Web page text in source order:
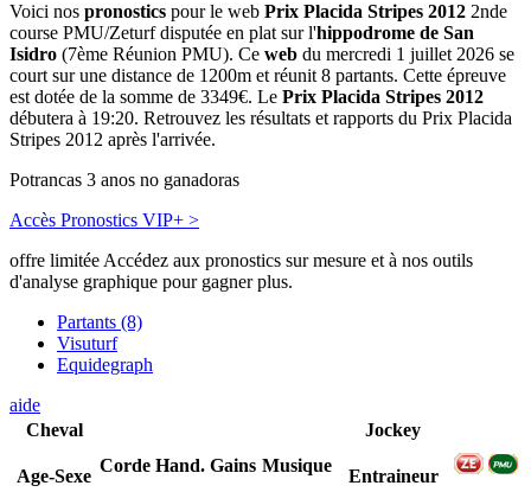
Voici nos pronostics pour le web Prix Placida Stripes 2012 2nde
course PMU/Zeturf disputée en plat sur l'hippodrome de San
Isidro (7ème Réunion PMU). Ce web du mercredi 1 juillet 2026 se
court sur une distance de 1200m et réunit 8 partants. Cette épreuve
est dotée de la somme de 3349€. Le Prix Placida Stripes 2012
débutera à 19:20. Retrouvez les résultats et rapports du Prix Placida
Stripes 2012 après l'arrivée.
Potrancas 3 anos no ganadoras
Accès Pronostics VIP+ >
offre limitée Accédez aux pronostics sur mesure et à nos outils
d'analyse graphique pour gagner plus.
Partants (8)
Visuturf
Equidegraph
aide
Cheval
Age-Sexe
Corde Hand. Gains Musique
Jockey
Entraineur